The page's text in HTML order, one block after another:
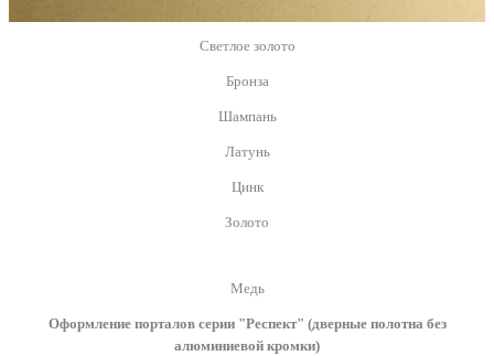
Светлое золото
Бронза
Шампань
Латунь
Цинк
Золото
Медь
Оформление порталов серии "Респект" (дверные полотна без
алюминиевой кромки)